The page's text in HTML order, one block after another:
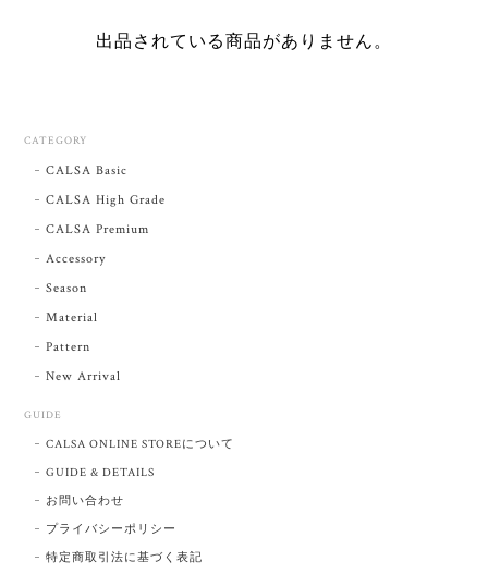
出品されている商品がありません。
CATEGORY
CALSA Basic
CALSA High Grade
CALSA Premium
Accessory
Season
Material
Pattern
New Arrival
GUIDE
CALSA ONLINE STOREについて
GUIDE & DETAILS
お問い合わせ
プライバシーポリシー
特定商取引法に基づく表記